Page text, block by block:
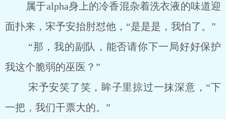
属于alpha身上的冷香混杂着洗衣液的味道迎
面扑来，宋予安抬肘怼他，“是是是，我怕了。”
“那，我的副队，能否请你下一局好好保护
我这个脆弱的巫医？”
宋予安笑了笑，眸子里掠过一抹深意，“下
一把，我们干票大的。”